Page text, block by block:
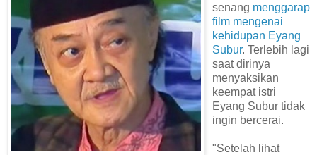
senang menggarap
film mengenai
kehidupan Eyang
Subur. Terlebih lagi
saat dirinya
menyaksikan
keempat istri
Eyang Subur tidak
ingin bercerai.
"Setelah lihat